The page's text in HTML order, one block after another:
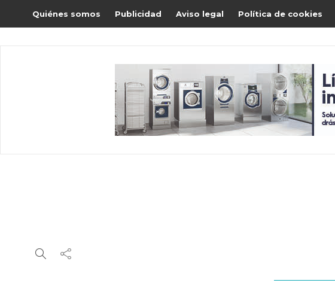
Quiénes somos Publicidad Aviso legal Política de cookies